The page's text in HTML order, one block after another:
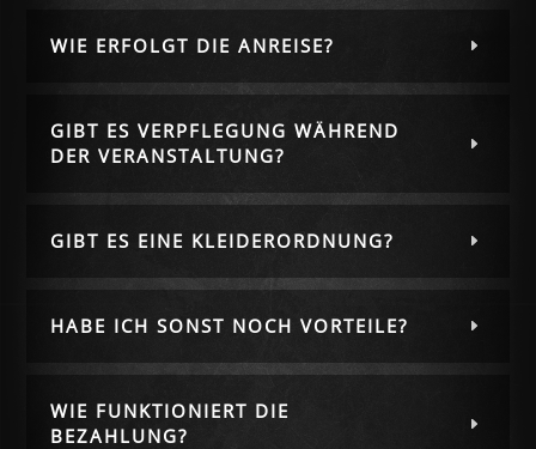
WIE ERFOLGT DIE ANREISE?
GIBT ES VERPFLEGUNG WÄHREND
DER VERANSTALTUNG?
GIBT ES EINE KLEIDERORDNUNG?
HABE ICH SONST NOCH VORTEILE?
WIE FUNKTIONIERT DIE
BEZAHLUNG?